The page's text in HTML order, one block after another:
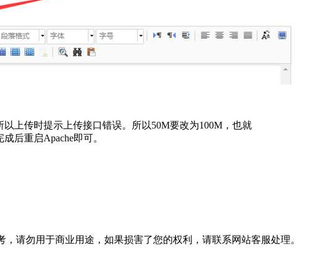
以上传时提示上传接口错误。所以50M要改为100M，也就
后重启Apache即可。
请勿用于商业用途，如果损害了您的权利，请联系网站客服处理。